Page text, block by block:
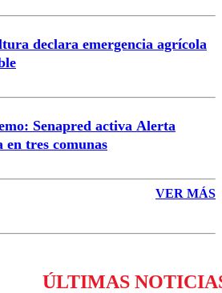
declara emergencia agrícola
Senapred activa Alerta
en tres comunas
VER MÁS
ÚLTIMAS